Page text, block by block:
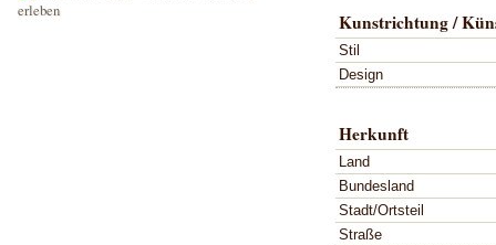
Kunstrichtung /
Stil
Design
Herkunft
Land
Bundesland
Stadt/Ortsteil
Straße